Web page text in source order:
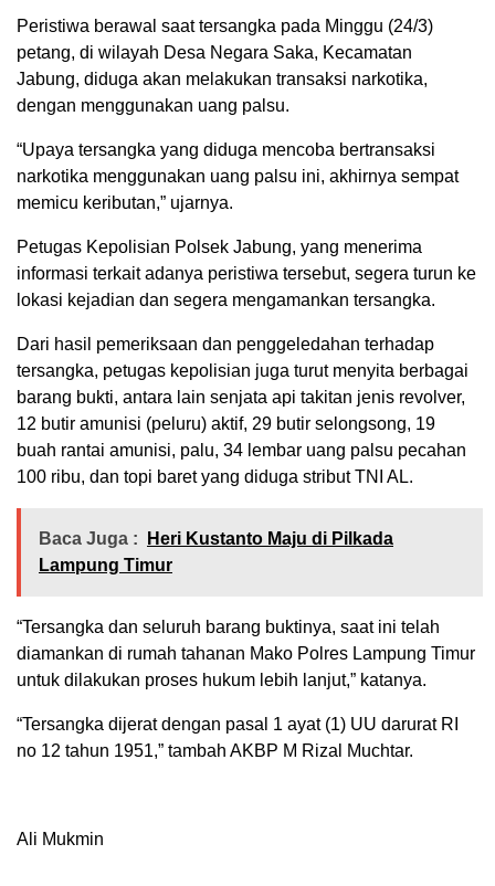
Peristiwa berawal saat tersangka pada Minggu (24/3)
petang, di wilayah Desa Negara Saka, Kecamatan
Jabung, diduga akan melakukan transaksi narkotika,
dengan menggunakan uang palsu.
“Upaya tersangka yang diduga mencoba bertransaksi
narkotika menggunakan uang palsu ini, akhirnya sempat
memicu keributan,” ujarnya.
Petugas Kepolisian Polsek Jabung, yang menerima
informasi terkait adanya peristiwa tersebut, segera turun ke
lokasi kejadian dan segera mengamankan tersangka.
Dari hasil pemeriksaan dan penggeledahan terhadap
tersangka, petugas kepolisian juga turut menyita berbagai
barang bukti, antara lain senjata api takitan jenis revolver,
12 butir amunisi (peluru) aktif, 29 butir selongsong, 19
buah rantai amunisi, palu, 34 lembar uang palsu pecahan
100 ribu, dan topi baret yang diduga stribut TNI AL.
Baca Juga :
Heri Kustanto Maju di Pilkada
Lampung Timur
“Tersangka dan seluruh barang buktinya, saat ini telah
diamankan di rumah tahanan Mako Polres Lampung Timur
untuk dilakukan proses hukum lebih lanjut,” katanya.
“Tersangka dijerat dengan pasal 1 ayat (1) UU darurat RI
no 12 tahun 1951,” tambah AKBP M Rizal Muchtar.
Ali Mukmin